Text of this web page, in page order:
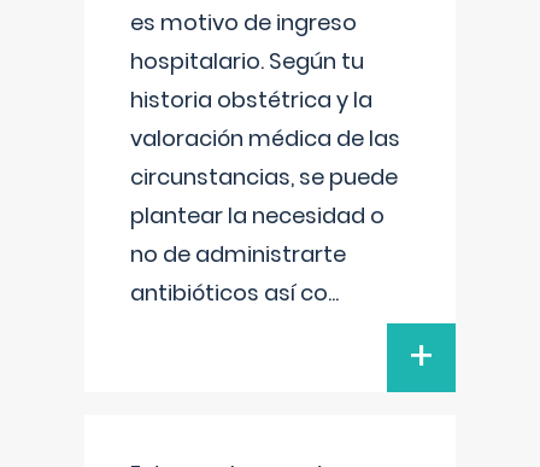
es motivo de ingreso
hospitalario. Según tu
historia obstétrica y la
valoración médica de las
circunstancias, se puede
plantear la necesidad o
no de administrarte
antibióticos así co...
+